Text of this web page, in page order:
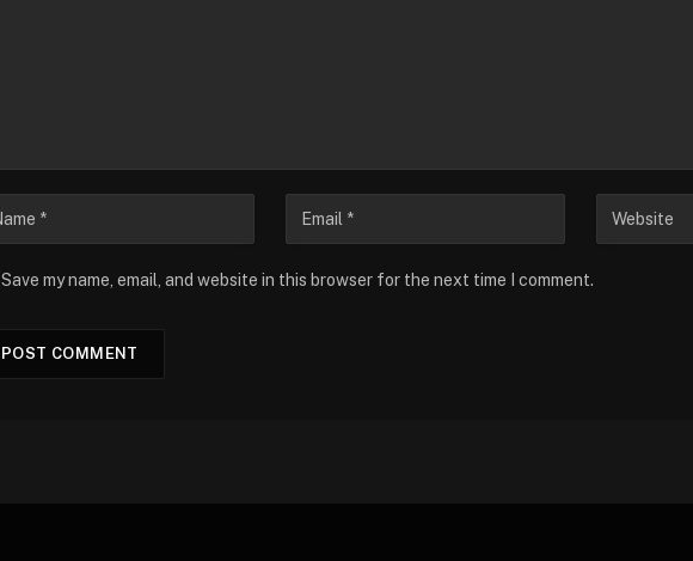
Save my name, email, and website in this browser for the next time I comment.